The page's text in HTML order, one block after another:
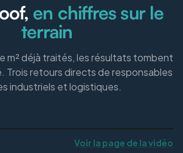
en chiffres sur le
terrain
m² déjà traités, les résultats tombent
Trois retours directs de responsables
industriels et logistiques.
Voir la page de la vidéo